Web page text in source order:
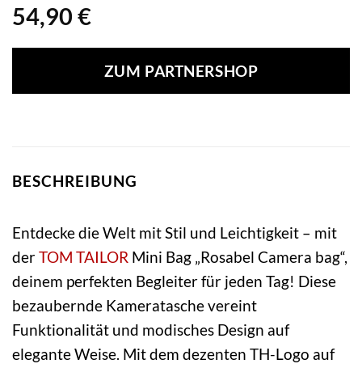
54,90 €
ZUM PARTNERSHOP
BESCHREIBUNG
Entdecke die Welt mit Stil und Leichtigkeit – mit
derTOM TAILOR Mini Bag „Rosabel Camera bag“,
deinem perfekten Begleiter für jeden Tag! Diese
bezaubernde Kameratasche vereint
Funktionalität und modisches Design auf
elegante Weise. Mit dem dezenten TH-Logo auf